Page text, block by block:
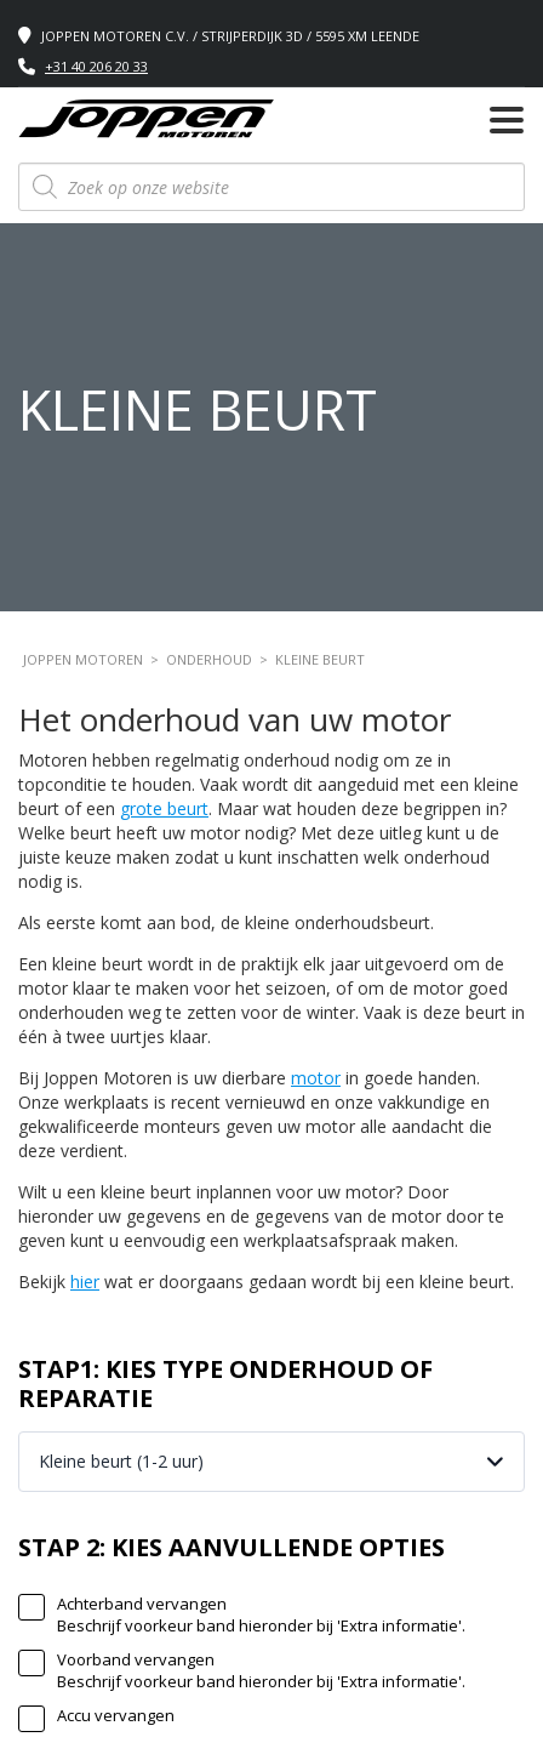
JOPPEN MOTOREN C.V. / STRIJPERDIJK 3D / 5595 XM LEENDE
+31 40 206 20 33
Producten
zoeken
KLEINE BEURT
JOPPEN MOTOREN > ONDERHOUD > KLEINE BEURT
Het onderhoud van uw motor
Motoren hebben regelmatig onderhoud nodig om ze in
topconditie te houden. Vaak wordt dit aangeduid met een kleine
beurt of een grote beurt. Maar wat houden deze begrippen in?
Welke beurt heeft uw motor nodig? Met deze uitleg kunt u de
juiste keuze maken zodat u kunt inschatten welk onderhoud
nodig is.
Als eerste komt aan bod, de kleine onderhoudsbeurt.
Een kleine beurt wordt in de praktijk elk jaar uitgevoerd om de
motor klaar te maken voor het seizoen, of om de motor goed
onderhouden weg te zetten voor de winter. Vaak is deze beurt in
één à twee uurtjes klaar.
Bij Joppen Motoren is uw dierbare motorin goede handen.
Onze werkplaats is recent vernieuwd en onze vakkundige en
gekwalificeerde monteurs geven uw motor alle aandacht die
deze verdient.
Wilt u een kleine beurt inplannen voor uw motor? Door
hieronder uw gegevens en de gegevens van de motor door te
geven kunt u eenvoudig een werkplaatsafspraak maken.
Bekijk hierwat er doorgaans gedaan wordt bij een kleine beurt.
STAP1: KIES TYPE ONDERHOUD OF
REPARATIE
Kleine beurt (1-2 uur)
STAP 2: KIES AANVULLENDE OPTIES
Achterband vervangen
Beschrijf voorkeur band hieronder bij 'Extra informatie'.
Voorband vervangen
Beschrijf voorkeur band hieronder bij 'Extra informatie'.
Accu vervangen